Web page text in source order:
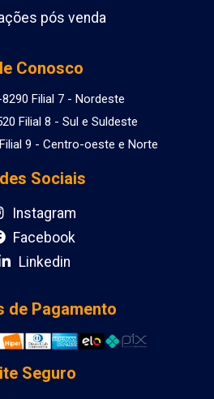
pós venda
Conosco
Filial 7 - Nordeste
Filial 8 - Sul e Suldeste
9 - Centro-oeste e Norte
Sociais
Instagram
Facebook
Linkedin
de Pagamento
Seguro